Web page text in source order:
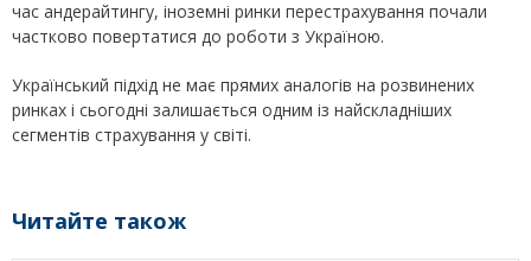
час андерайтингу, іноземні ринки перестрахування почали
частково повертатися до роботи з Україною.
Український підхід не має прямих аналогів на розвинених
ринках і сьогодні залишається одним із найскладніших
сегментів страхування у світі.
Читайте також